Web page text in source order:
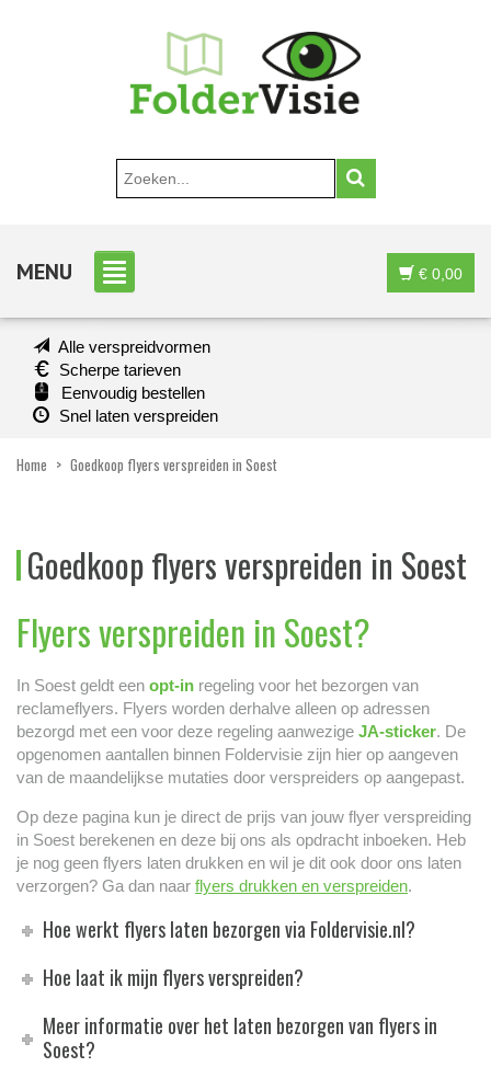
MENU € 0,00
Alle verspreidvormen
Scherpe tarieven
Eenvoudig bestellen
Snel laten verspreiden
Home > Goedkoop flyers verspreiden in Soest
Goedkoop flyers verspreiden in Soest
Flyers verspreiden in Soest?
In Soest geldt een opt-in regeling voor het bezorgen van
reclameflyers. Flyers worden derhalve alleen op adressen
bezorgd met een voor deze regeling aanwezige JA-sticker. De
opgenomen aantallen binnen Foldervisie zijn hier op aangeven
van de maandelijkse mutaties door verspreiders op aangepast.
Op deze pagina kun je direct de prijs van jouw flyer verspreiding
in Soest berekenen en deze bij ons als opdracht inboeken. Heb
je nog geen flyers laten drukken en wil je dit ook door ons laten
verzorgen? Ga dan naar flyers drukken en verspreiden.
Hoe werkt flyers laten bezorgen via Foldervisie.nl?
Hoe laat ik mijn flyers verspreiden?
Meer informatie over het laten bezorgen van flyers in
Soest?